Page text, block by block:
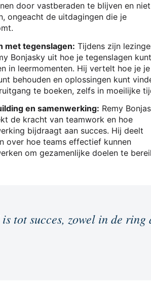
door vastberaden te blijven en
ongeacht de uitdagingen die je
met tegenslagen: Tijdens zijn
Bonjasky uit hoe je tegenslagen kunt
in leermomenten. Hij vertelt hoe je je
behouden en oplossingen kunt
te boeken, zelfs in moeilijke
en samenwerking: Remy
de kracht van teamwork en hoe
bijdraagt aan succes. Hij deelt
over hoe teams effectief kunnen
om gezamenlijke doelen te
tot succes, zowel in de ring